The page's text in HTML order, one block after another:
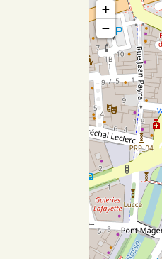
+
−